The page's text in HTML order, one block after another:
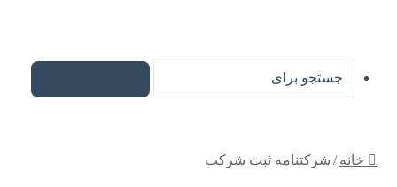
خانه / شرکتنامه ثبت شرکت